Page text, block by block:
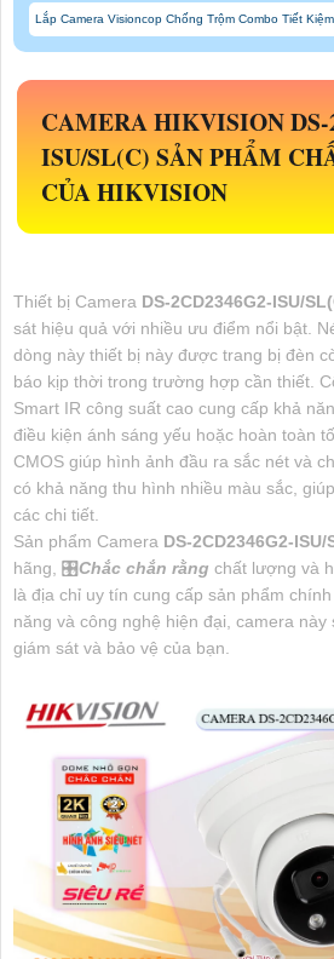
Lắp Camera Visioncop Chống Trộm Combo Tiết Kiệm
CAMERA HIKVISION
ISU/SL(C) SẢN PHẨM
CỦA HIKVISION
Thiết bị Camera DS-2CD2346G2-ISU/
sát hiệu quả với nhiều ưu điểm nổi bật.
dòng này thiết bị này được trang bị đèn
báo kịp thời trong trường hợp cần thiết.
Smart IR công suất cao cung cấp khả
điều kiện ánh sáng yếu hoặc hoàn toàn
CMOS giúp hình ảnh đầu ra sắc nét và
có khả năng thu hình nhiều màu sắc,
các chi tiết.
Sản phẩm Camera DS-2CD2346G2-ISU/
hãng, 🎛Chắc chắn rằng chất lượng và
là địa chỉ uy tín cung cấp sản phẩm
năng và công nghệ hiện đại, camera
giám sát và bảo vệ của bạn.